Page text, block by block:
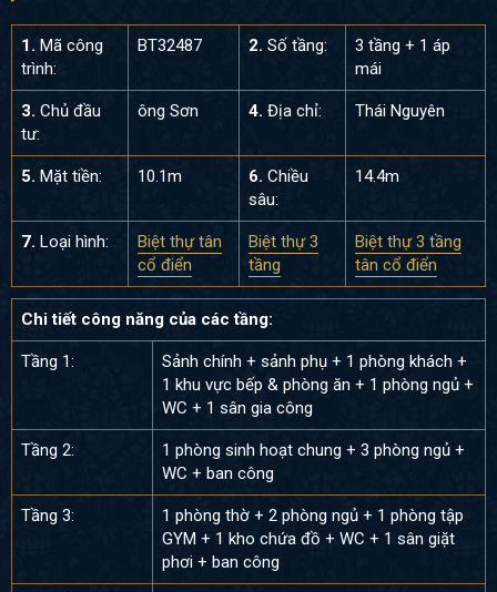
1. Mã công
trình:
BT32487 2. Số tầng:
3 tầng + 1 áp
mái
3. Chủ đầu
tư:
ông Sơn 4. Địa chỉ: Thái Nguyên
5. Mặt tiền: 10.1m 6. Chiều
sâu:
14.4m
7. Loại hình:
Biệt thự tân
cổ điển
Biệt thự 3
tầng
Biệt thự 3 tầng
tân cổ điển
Chi tiết công năng của các tầng:
Tầng 1:
Sảnh chính + sảnh phụ + 1 phòng khách +
1 khu vực bếp & phòng ăn + 1 phòng ngủ +
WC + 1 sân gia công
Tầng 2:
1 phòng sinh hoạt chung + 3 phòng ngủ +
WC + ban công
Tầng 3:
1 phòng thờ + 2 phòng ngủ + 1 phòng tập
GYM + 1 kho chứa đồ + WC + 1 sân giặt
phơi + ban công